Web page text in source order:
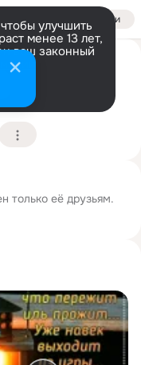
Войти
улучшить
менее 13 лет,
ваш законный
только её друзьям.